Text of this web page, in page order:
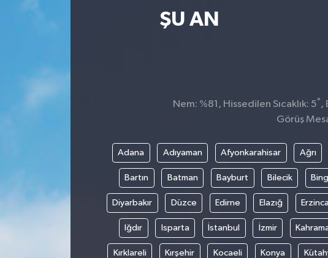
ŞU AN
Nem: %81, Hissedilen Sıcaklık: 5° ,
Görüş
Adana Adıyaman Afyonkarahisar Ağrı
Bartın Batman Bayburt Bilecik
Diyarbakır Düzce Edirne Elazığ
Iğdır Isparta İstanbul İzmir
Kırklareli Kırşehir Kocaeli Konya